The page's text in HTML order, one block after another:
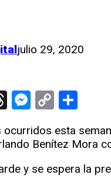
julio 29, 2020
ThreadsCopy
ocurridos esta
Benítez Mora
y se espera la